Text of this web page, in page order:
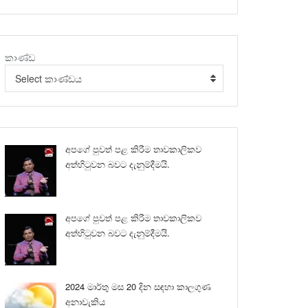
කාණ්ඩ
Select කාණ්ඩය
අපගේ පුවත් පළ කිරීම තාවකාලිකව
අත්හිටුවන බවට දැනුම්දීමයි.
අපගේ පුවත් පළ කිරීම තාවකාලිකව
අත්හිටුවන බවට දැනුම්දීමයි.
2024 මාර්තු මස 20 දින සඳහා කාලගුණ
අනාවැකිය